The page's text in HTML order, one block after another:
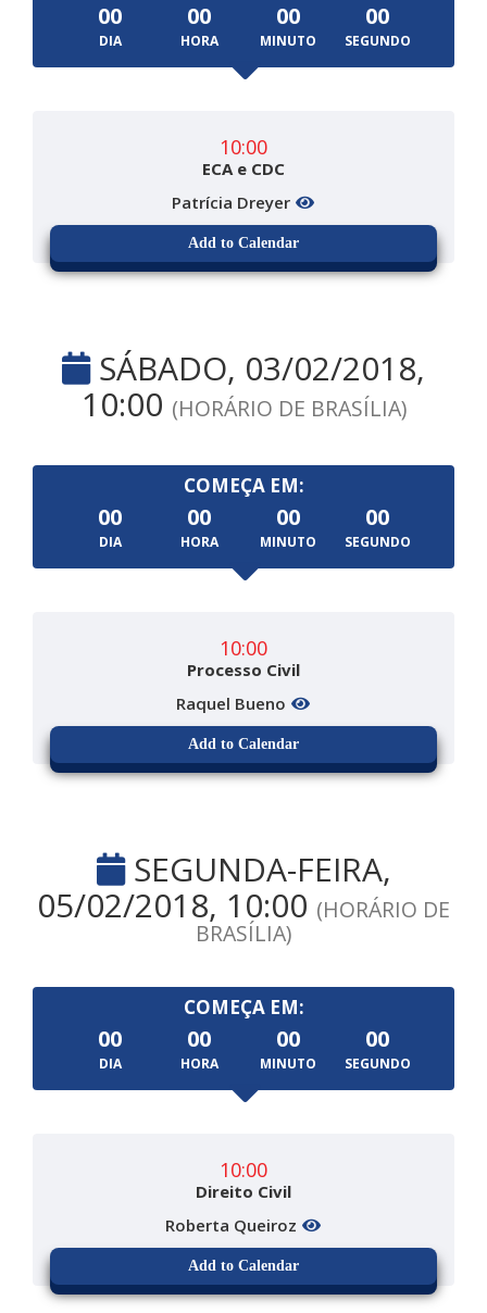
00
DIA
00
HORA
00
MINUTO
00
SEGUNDO
10:00
ECA e CDC
Patrícia Dreyer
Add to Calendar
SÁBADO, 03/02/2018,
10:00 (HORÁRIO DE BRASÍLIA)
COMEÇA EM:
00
DIA
00
HORA
00
MINUTO
00
SEGUNDO
10:00
Processo Civil
Raquel Bueno
Add to Calendar
SEGUNDA-FEIRA,
05/02/2018, 10:00 (HORÁRIO DE
BRASÍLIA)
COMEÇA EM:
00
DIA
00
HORA
00
MINUTO
00
SEGUNDO
10:00
Direito Civil
Roberta Queiroz
Add to Calendar